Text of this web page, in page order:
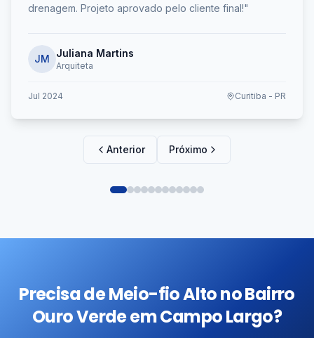
drenagem. Projeto aprovado pelo cliente final!"
JM Juliana Martins
Arquiteta
Jul 2024 Curitiba - PR
Anterior Próximo
Precisa de Meio-fio Alto no Bairro
Ouro Verde em Campo Largo?